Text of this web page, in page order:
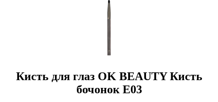
Кисть для глаз OK BEAUTY Кисть
бочонок E03